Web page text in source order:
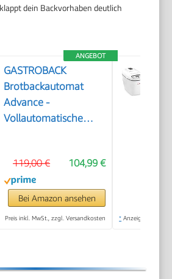
dein Backvorhaben deutlich
ANGEBOT
GASTROBACK
Brotbackautomat
Advance -
Vollautomatische
Joghurtmaschine,
Timer-Funktion,
Zutatenfach,
Sichtfenster,
104,99 €
119,00 €
Bei Amazon ansehen
Preis inkl. MwSt., zzgl. Versandkosten * Anzeige